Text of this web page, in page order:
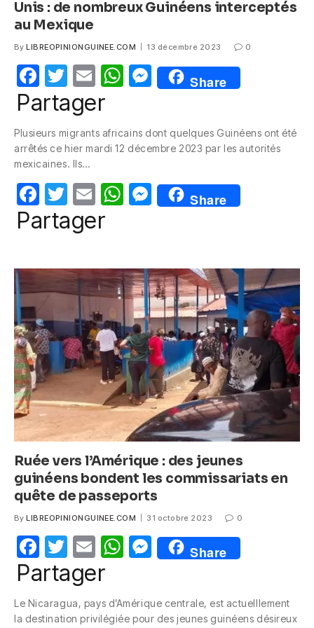
Unis : de nombreux Guinéens interceptés
au Mexique
By LIBREOPINIONGUINEE.COM 13 décembre 2023 0
F
a
e
b
o
o
k
T
w
itt
er
E
m
W
s
p
p
M
e
e
g
er
Share
Partager
Plusieurs migrants africains dont quelques Guinéens ont été
arrêtés ce hier mardi 12 décembre 2023 par les autorités
mexicaines. Ils…
F
a
b
o
k
T
w
itt
E
m
W
A
p
p
M
e
n
g
er
Share
Partager
Ruée vers l’Amérique : des jeunes
guinéens bondent les commissariats en
quête de passeports
By LIBREOPINIONGUINEE.COM 31 octobre 2023 0
F
a
e
T
w
itt
er
E
m
W
s
M
e
e
Share
Partager
Le Nicaragua, pays d’Amérique centrale, est actuelllement
la destination privilégiée pour des jeunes guinéens désireux